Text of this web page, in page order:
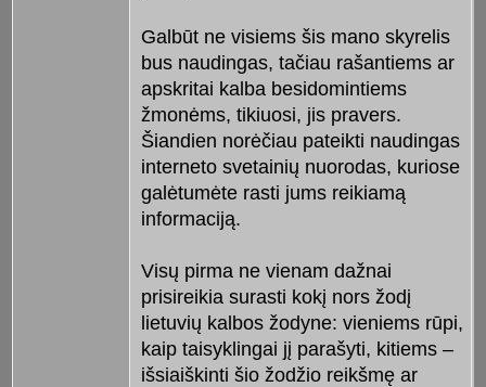
Galbūt ne visiems šis mano skyrelis
bus naudingas, tačiau rašan­tiems ar
apskritai kalba besidomintiems
žmonėms, tikiuosi, jis pravers.
Šiandien norėčiau pateikti naudingas
interneto svetainių nuorodas, kuriose
galėtumėte rasti jums reikiamą
informaciją.
Visų pirma ne vienam dažnai
prisireikia surasti kokį nors žodį
lietuvių kalbos žodyne: vieniems rūpi,
kaip taisyklingai jį parašyti, kitiems –
išsiaiškinti šio žodžio reikšmę ar